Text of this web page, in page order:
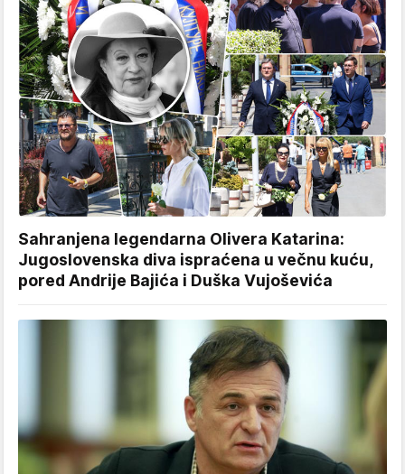
Sahranjena legendarna Olivera Katarina:
Jugoslovenska diva ispraćena u večnu kuću,
pored Andrije Bajića i Duška Vujoševića